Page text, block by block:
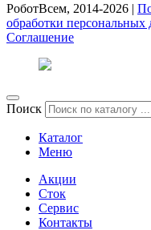
РоботВсем, 2014-2026 |
обработки персональных
Соглашение
Поиск
Каталог
Меню
Акции
Сток
Сервис
Контакты